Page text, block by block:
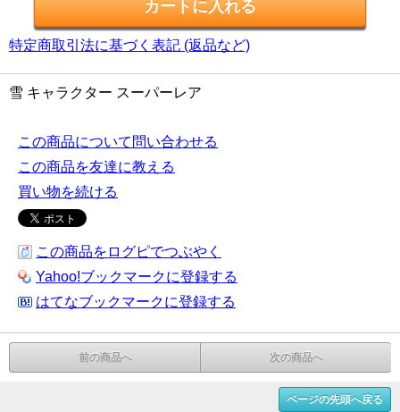
特定商取引法に基づく表記 (返品など)
雪 キャラクター スーパーレア
この商品について問い合わせる
この商品を友達に教える
買い物を続ける
この商品をログピでつぶやく
Yahoo!ブックマークに登録する
はてなブックマークに登録する
前の商品へ 次の商品へ
ページの先頭へ戻る